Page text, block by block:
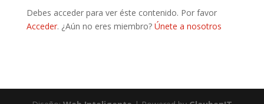
Debes acceder para ver éste contenido. Por favor
Acceder. ¿Aún no eres miembro? Únete a nosotros